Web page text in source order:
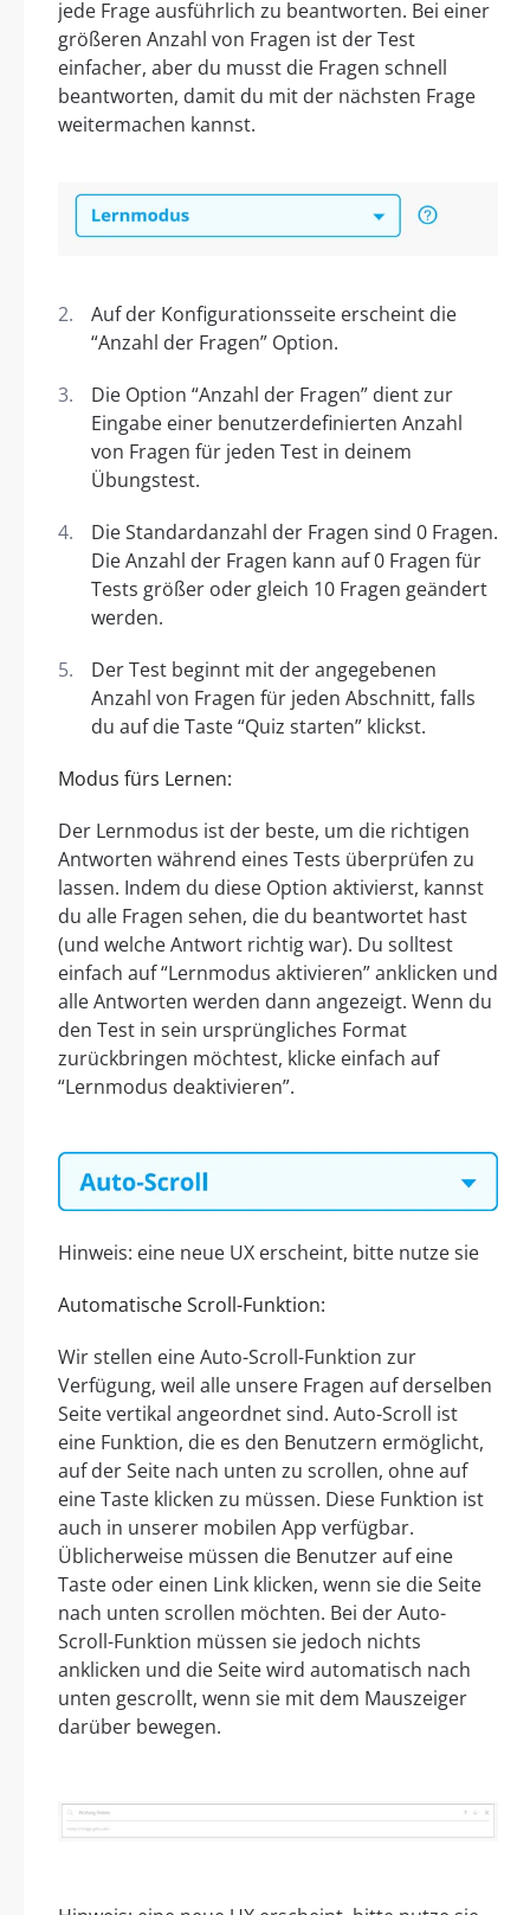
jede Frage ausführlich zu beantworten. Bei einer
größeren Anzahl von Fragen ist der Test
einfacher, aber du musst die Fragen schnell
beantworten, damit du mit der nächsten Frage
weitermachen kannst.
Auf der Konfigurationsseite erscheint die
“Anzahl der Fragen” Option.
Die Option “Anzahl der Fragen” dient zur
Eingabe einer benutzerdefinierten Anzahl
von Fragen für jeden Test in deinem
Übungstest.
Die Standardanzahl der Fragen sind 0 Fragen.
Die Anzahl der Fragen kann auf 0 Fragen für
Tests größer oder gleich 10 Fragen geändert
werden.
Der Test beginnt mit der angegebenen
Anzahl von Fragen für jeden Abschnitt, falls
du auf die Taste “Quiz starten” klickst.
Modus fürs Lernen:
Der Lernmodus ist der beste, um die richtigen
Antworten während eines Tests überprüfen zu
lassen. Indem du diese Option aktivierst, kannst
du alle Fragen sehen, die du beantwortet hast
(und welche Antwort richtig war). Du solltest
einfach auf “Lernmodus aktivieren” anklicken und
alle Antworten werden dann angezeigt. Wenn du
den Test in sein ursprüngliches Format
zurückbringen möchtest, klicke einfach auf
“Lernmodus deaktivieren”.
Hinweis: eine neue UX erscheint, bitte nutze sie
Automatische Scroll-Funktion:
Wir stellen eine Auto-Scroll-Funktion zur
Verfügung, weil alle unsere Fragen auf derselben
Seite vertikal angeordnet sind. Auto-Scroll ist
eine Funktion, die es den Benutzern ermöglicht,
auf der Seite nach unten zu scrollen, ohne auf
eine Taste klicken zu müssen. Diese Funktion ist
auch in unserer mobilen App verfügbar.
Üblicherweise müssen die Benutzer auf eine
Taste oder einen Link klicken, wenn sie die Seite
nach unten scrollen möchten. Bei der Auto-
Scroll-Funktion müssen sie jedoch nichts
anklicken und die Seite wird automatisch nach
unten gescrollt, wenn sie mit dem Mauszeiger
darüber bewegen.